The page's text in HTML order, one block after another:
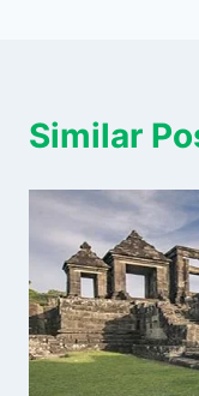
Similar